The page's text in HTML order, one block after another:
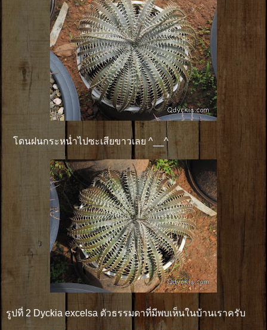
โดนฝนกระหน่ำไปซะเสียขาวเลย ^__^
รูปที่ 2 Dyckia excelsa ตัวธรรมดาที่มีพบเห็นในบ้านเราครับ